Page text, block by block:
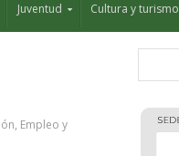
Juventud Cultura y turismo
, Empleo y